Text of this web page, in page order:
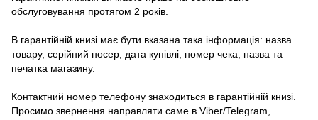
обслуговування протягом 2 років.
В гарантійній книзі має бути вказана така інформація: назва
товару, серійний носер, дата купівлі, номер чека, назва та
печатка магазину.
Контактний номер телефону знаходиться в гарантійній книзі.
Просимо звернення направляти саме в Viber/Telegram,